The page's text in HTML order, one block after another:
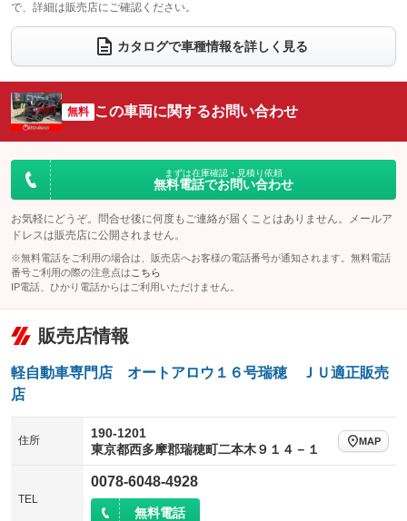
ウォークスルー
：装備なし
電動リアゲート フロントカメラ
：装備なし
：装備なし ：装備なし
サイドカメラ
：装備なし ルーフレール
：装備なし
：装備なし
：装備なし
で、詳細は販売店にご確認ください。
カタログで車種情報を詳しく見る
無料 この車両に関するお問い合わせ
まずは在庫確認・見積り依頼
無料電話でお問い合わせ
お気軽にどうぞ。問合せ後に何度もご連絡が届くことはありません。メールア
ドレスは販売店に公開されません。
※無料電話をご利用の場合は、販売店へお客様の電話番号が通知されます。無料電話
番号ご利用の際の注意点は こちら
IP電話、ひかり電話からはご利用いただけません。
販売店情報
軽自動車専門店 オートアロウ１６号瑞穂 ＪＵ適正販売
店
住所
190-1201
東京都西多摩郡瑞穂町二本木９１４－１
MAP
TEL
0078-6048-4928
無料電話